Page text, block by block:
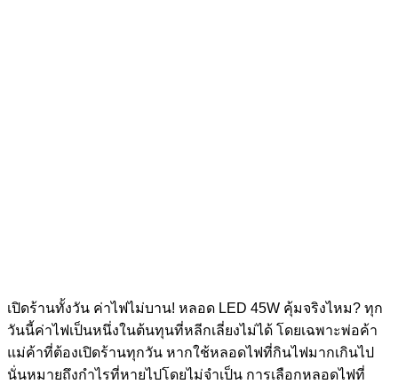
เปิดร้านทั้งวัน ค่าไฟไม่บาน! หลอด LED 45W คุ้มจริงไหม? ทุก
วันนี้ค่าไฟเป็นหนึ่งในต้นทุนที่หลีกเลี่ยงไม่ได้ โดยเฉพาะพ่อค้า
แม่ค้าที่ต้องเปิดร้านทุกวัน หากใช้หลอดไฟที่กินไฟมากเกินไป
นั่นหมายถึงกำไรที่หายไปโดยไม่จำเป็น การเลือกหลอดไฟที่